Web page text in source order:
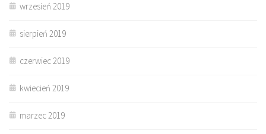
wrzesień 2019
sierpień 2019
czerwiec 2019
kwiecień 2019
marzec 2019